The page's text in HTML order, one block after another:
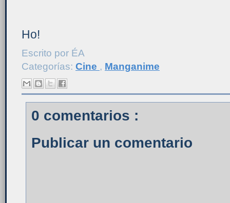
Ho!
Escrito por ÉA
Categorías: Cine , Manganime
0 comentarios :
Publicar un comentario